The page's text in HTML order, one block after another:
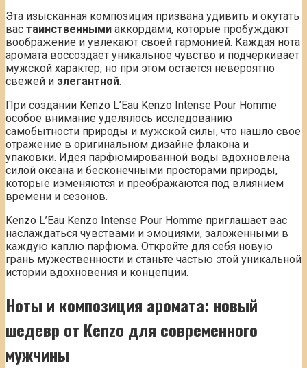
Эта изысканная композиция призвана удивить и окутать
вас таинственными аккордами, которые пробуждают
воображение и увлекают своей гармонией. Каждая нота
аромата воссоздает уникальное чувство и подчеркивает
мужской характер, но при этом остается невероятно
свежей и элегантной.
При создании Kenzo L’Eau Kenzo Intense Pour Homme
особое внимание уделялось исследованию
самобытности природы и мужской силы, что нашло свое
отражение в оригинальном дизайне флакона и
упаковки. Идея парфюмированной воды вдохновлена
силой океана и бесконечными просторами природы,
которые изменяются и преображаются под влиянием
времени и сезонов.
Kenzo L’Eau Kenzo Intense Pour Homme приглашает вас
наслаждаться чувствами и эмоциями, заложенными в
каждую каплю парфюма. Откройте для себя новую
грань мужественности и станьте частью этой уникальной
истории вдохновения и концепции.
Ноты и композиция аромата: новый
шедевр от Kenzo для современного
мужчины